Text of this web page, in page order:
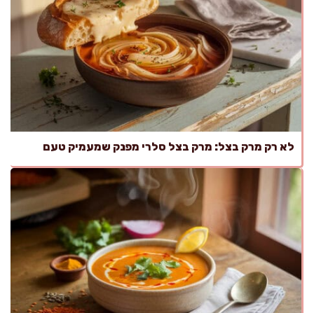
לא רק מרק בצל: מרק בצל סלרי מפנק שמעמיק טעם